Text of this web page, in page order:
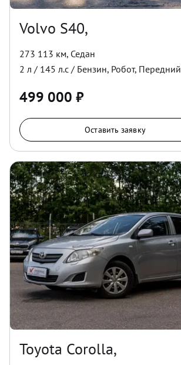
Volvo S40,
273 113 км, Седан
2 л / 145 л.с / Бензин, Робот, Передний
499 000 ₽
Оставить заявку
Toyota Corolla,